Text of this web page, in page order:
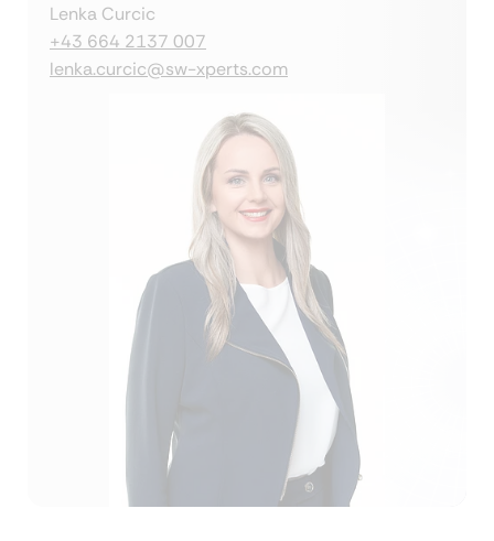
Lenka Curcic
+43 664 2137 007
lenka.curcic@sw-xperts.com